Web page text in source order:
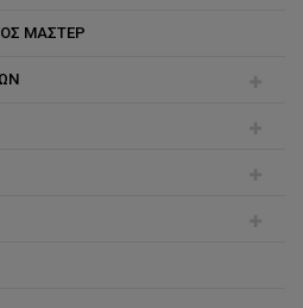
Σύμβουλος
ΜΑΣΤΕΡ
στήριξης για φοιτητές μάστερ